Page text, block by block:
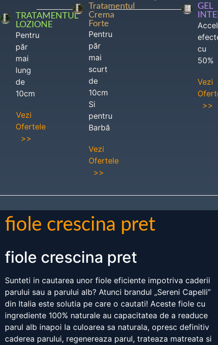
TRATAMENTUL
LOZIONE
Pentru
păr
mai
lung
de
10cm
Vezi
Ofertele
>>
Tratamentul
Crema
Forte
Pentru
păr
mai
scurt
de
10cm
Si
pentru
Barbă
Vezi
Ofertele
>>
GEL
cu
50%
Vezi
>>
fiole crescina pret
fiole crescina pret
Sunteti in cautarea unor fiole eficiente impotriva caderii
parului sau a parului alb? Atunci brandul „Sereni Capelli”
din Italia este solutia pe care o cautati! Aceste fiole cu
ingrediente 100% naturale au capacitatea de a readuce
parul alb inapoi la culoarea sa naturala, opresc definitiv
caderea parului, regenereaza parul, trateaza matreata si